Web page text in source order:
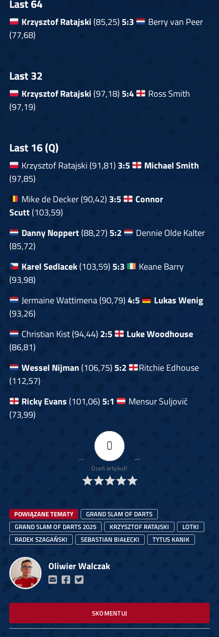
Last 64
Krzysztof Ratajski (85,25) 5:3
Berry van Peer
(77,68)
Last 32
Krzysztof Ratajski (97,18) 5:4
Ross Smith
(97,19)
Last 16 (Q)
Krzysztof Ratajski (91,81) 3:5
Michael Smith
(97,85)
Mike de Decker (90,42) 3:5
Connor
Scutt(103,59)
Danny Noppert(88,27) 5:2
Dennie Olde Kalter
(85,72)
Karel Sedlacek(103,59) 5:3
Keane Barry
(93,98)
Jermaine Wattimena (90,79)4:5
Lukas Wenig
(93,26)
Christian Kist (94,44) 2:5
Luke Woodhouse
(86,81)
Wessel Nijman (106,75) 5:2
Ritchie Edhouse
(112,57)
Ricky Evans (101,06) 5:1
Mensur Suljović
(73,99)
0
Oceń artykuł!
POWIĄZANE TEMATY
GRAND SLAM OF DARTS
GRAND SLAM OF DARTS 2025
KRZYSZTOF RATAJSKI
LOTKI
RADEK SZAGAŃSKI
SEBASTIAN BIAŁECKI TYTUS KANIK
Oliwier Walczak
SKOMENTUJ